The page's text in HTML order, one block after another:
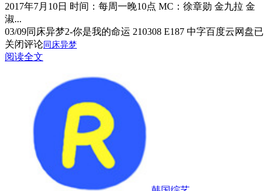
2017年7月10日 时间：每周一晚10点 MC：徐章勋 金九拉 金
淑...
03/09同床异梦2-你是我的命运 210308 E187 中字百度云网盘已
关闭评论同床异梦
阅读全文